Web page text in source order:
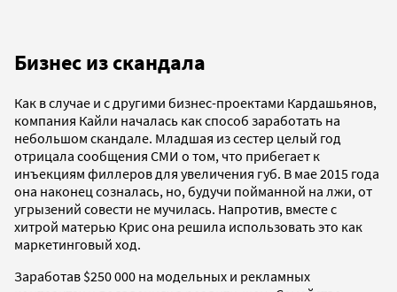
Бизнес из скандала
Как в случае и с другими бизнес-проектами Кардашьянов,
компания Кайли началась как способ заработать на
небольшом скандале. Младшая из сестер целый год
отрицала сообщения СМИ о том, что прибегает к
инъекциям филлеров для увеличения губ. В мае 2015 года
она наконец созналась, но, будучи пойманной на лжи, от
угрызений совести не мучилась. Напротив, вместе с
хитрой матерью Крис она решила использовать это как
маркетинговый ход.
Заработав $250 000 на модельных и рекламных